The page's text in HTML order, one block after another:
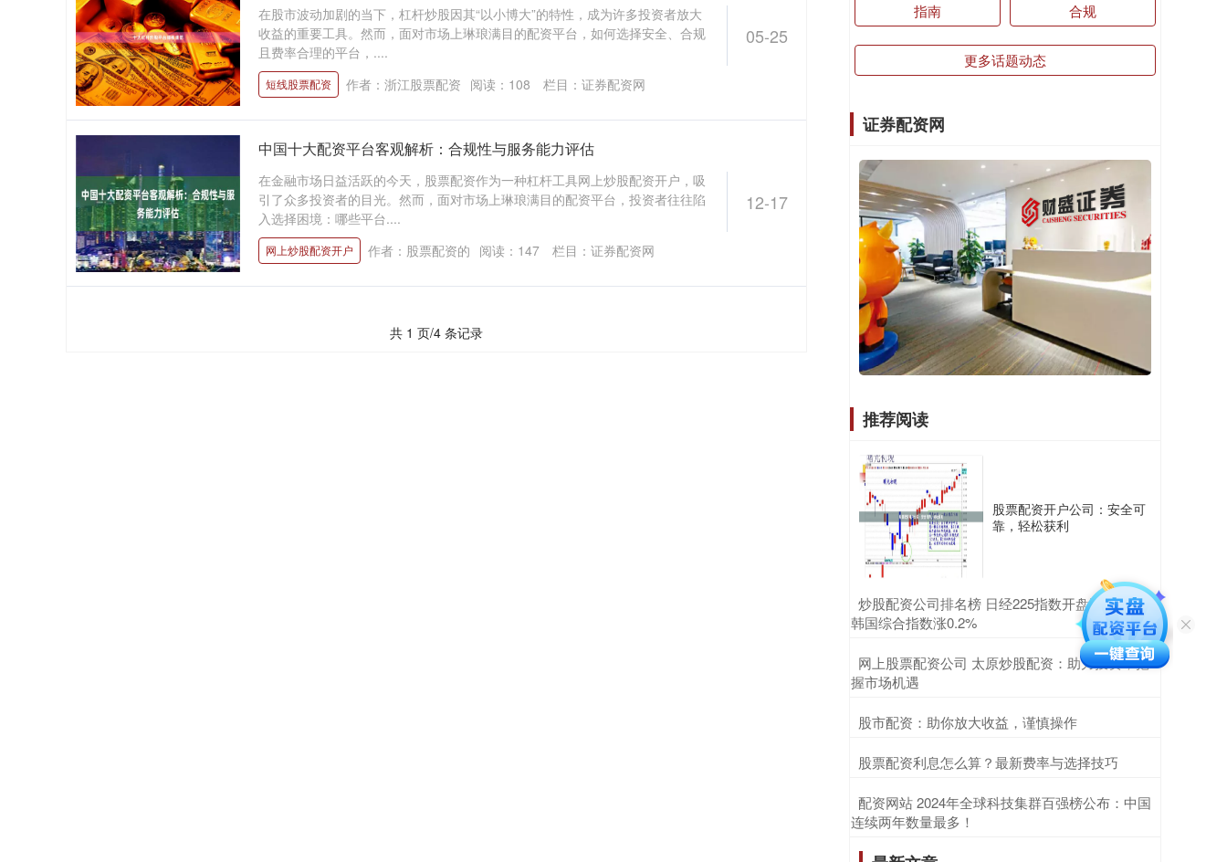
05-25
在股市波动加剧的当下，杠杆炒股因其“以小博大”的特性，成为许多投资者放大
收益的重要工具。然而，面对市场上琳琅满目的配资平台，如何选择安全、合规
且费率合理的平台，....
短线股票配资 作者：浙江股票配资 阅读： 108 栏目： 证券配资网
12-17
中国十大配资平台客观解析：合规性与服务能力评估
在金融市场日益活跃的今天，股票配资作为一种杠杆工具网上炒股配资开户，吸
引了众多投资者的目光。然而，面对市场上琳琅满目的配资平台，投资者往往陷
入选择困境：哪些平台....
网上炒股配资开户 作者：股票配资的 阅读： 147 栏目： 证券配资网
共 1 页/4 条记录
指南 合规
更多话题动态
证券配资网
推荐阅读
股票配资开户公司：安全可
靠，轻松获利
​炒股配资公司排名榜 日经225指数开盘涨0.47%，
韩国综合指数涨0.2%
​网上股票配资公司 太原炒股配资：助力投资，把
握市场机遇
​股市配资：助你放大收益，谨慎操作
​股票配资利息怎么算？最新费率与选择技巧
​配资网站 2024年全球科技集群百强榜公布：中国
连续两年数量最多！